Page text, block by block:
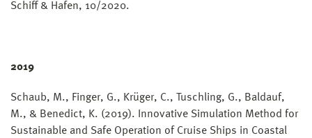
Schiff & Hafen, 10/2020.
2019
Schaub, M., Finger, G., Krüger, C., Tuschling, G., Baldauf,
M., & Benedict, K. (2019). Innovative Simulation Method for
Sustainable and Safe Operation of Cruise Ships in Coastal